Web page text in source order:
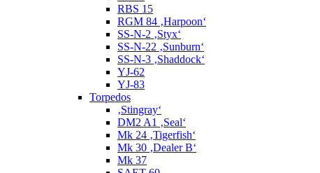
RBS 15
RGM 84 ‚Harpoon‘
SS-N-2 ‚Styx‘
SS-N-22 ‚Sunburn‘
SS-N-3 ‚Shaddock‘
YJ-62
YJ-83
Torpedos
‚Stingray‘
DM2 A1 ‚Seal‘
Mk 24 ‚Tigerfish‘
Mk 30 ‚Dealer B‘
Mk 37